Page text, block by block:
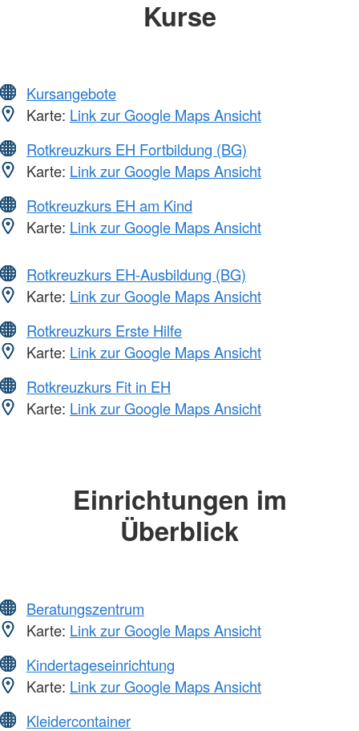
Kurse
Kursangebote
Karte: Link zur Google Maps Ansicht
Rotkreuzkurs EH Fortbildung (BG)
Karte: Link zur Google Maps Ansicht
Rotkreuzkurs EH am Kind
Karte: Link zur Google Maps Ansicht
Rotkreuzkurs EH-Ausbildung (BG)
Karte: Link zur Google Maps Ansicht
Rotkreuzkurs Erste Hilfe
Karte: Link zur Google Maps Ansicht
Rotkreuzkurs Fit in EH
Karte: Link zur Google Maps Ansicht
Einrichtungen im
Überblick
Beratungszentrum
Karte: Link zur Google Maps Ansicht
Kindertageseinrichtung
Karte: Link zur Google Maps Ansicht
Kleidercontainer